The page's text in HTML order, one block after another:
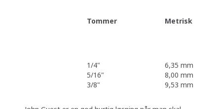
Tommer Metrisk
1/4"
6,35 mm
5/16"
8,00 mm
3/8"
9,53 mm